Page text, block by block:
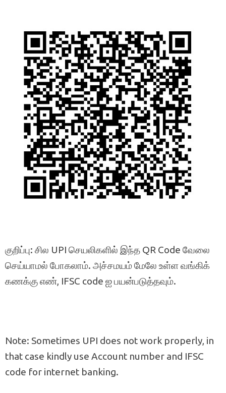
குறிப்பு: சில UPI செயலிகளில் இந்த QR Code வேலை
செய்யாமல் போகலாம். அச்சமயம் மேலே உள்ள வங்கிக்
கணக்கு எண், IFSC code ஐ பயன்படுத்தவும்.
Note: Sometimes UPI does not work properly, in
that case kindly use Account number and IFSC
code for internet banking.